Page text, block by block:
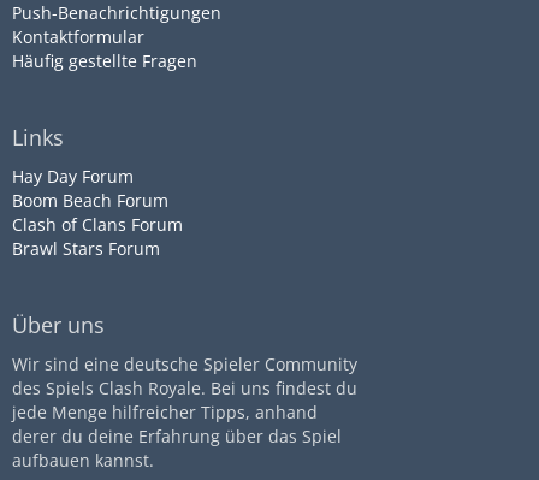
Push-Benachrichtigungen
Kontaktformular
Häufig gestellte Fragen
Links
Hay Day Forum
Boom Beach Forum
Clash of Clans Forum
Brawl Stars Forum
Über uns
Wir sind eine deutsche Spieler Community
des Spiels Clash Royale. Bei uns findest du
jede Menge hilfreicher Tipps, anhand
derer du deine Erfahrung über das Spiel
aufbauen kannst.